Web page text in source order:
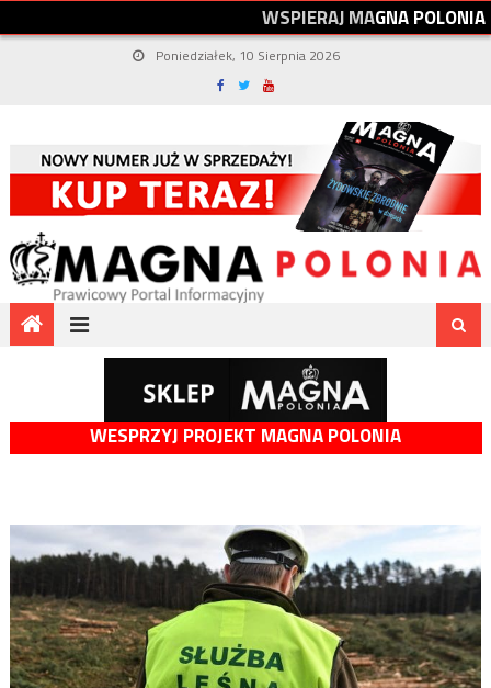
WSPIERAJMAGNAPOLONIA
Poniedziałek, 10 Sierpnia 2026
WESPRZYJ PROJEKT MAGNA POLONIA